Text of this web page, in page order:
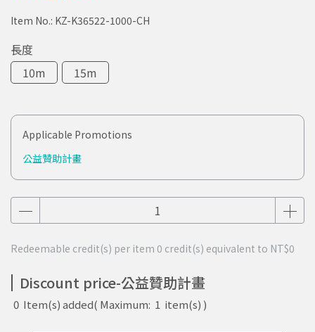
Item No.: KZ-K36522-1000-CH
長度
10m
15m
Applicable Promotions
公益贊助計畫
Redeemable credit(s) per item 0 credit(s) equivalent to NT$0
Discount price-公益贊助計畫
0 Item(s) added( Maximum: 1 item(s) )